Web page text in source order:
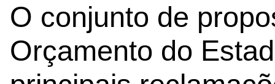
O conjunto de
Orçamento do